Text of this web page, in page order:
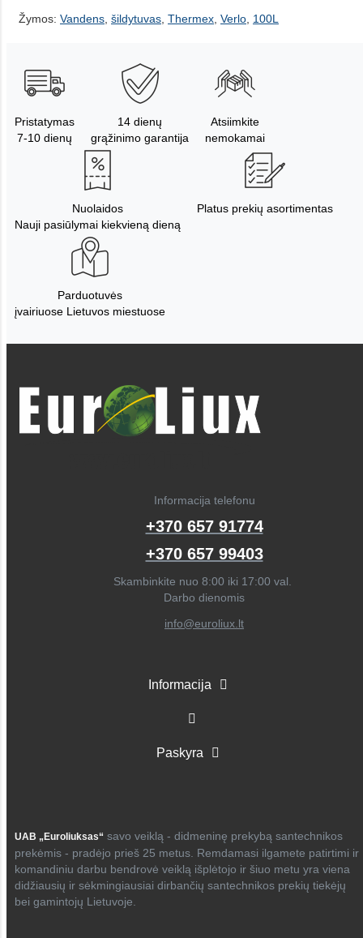
Žymos: Vandens šildytuvas Thermex Verlo 100L
Pristatymas
7-10 dienų
14 dienų
grąžinimo garantija
Atsiimkite
nemokamai
Nuolaidos
Nauji pasiūlymai kiekvieną dieną
Platus prekių asortimentas
Parduotuvės
įvairiuose Lietuvos miestuose
Informacija telefonu
+370 657 91774
+370 657 99403
Skambinkite nuo 8:00 iki 17:00 val.
Darbo dienomis
info@euroliux.lt
Informacija
Paskyra
UAB „Euroliuksas“ savo veiklą - didmeninę prekybą santechnikos
prekėmis - pradėjo prieš 25 metus. Remdamasi ilgamete patirtimi ir
komandiniu darbu bendrovė veiklą išplėtojo ir šiuo metu yra viena
didžiausių ir sėkmingiausiai dirbančių santechnikos prekių tiekėjų
bei gamintojų Lietuvoje.